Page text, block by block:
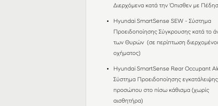
Διερχόμενα κατά την Όπισθεν με
Hyundai SmartSense SEW - Σύστημα
Προειδοποίησης Σύγκρουσης κατά το
των Θυρών (σε περίπτωση
οχήματος)
Hyundai SmartSense Rear Occupant
Σύστημα Προειδοποίησης εγκατάλειψης
προσώπου στο πίσω κάθισμα (χωρίς
αισθητήρα)